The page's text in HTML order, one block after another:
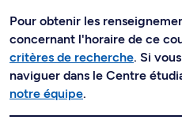
Pour obtenir les
concernant l'horaire de ce
critères de recherche. Si
naviguer dans le Centre
notre équipe.